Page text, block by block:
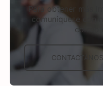
Para obtener más
comuníquese con
correo